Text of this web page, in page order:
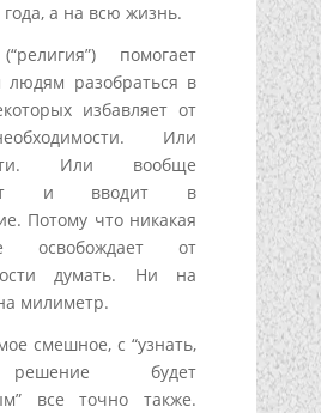
а на всю жизнь.
помогает
людям разобраться в
избавляет от
Или
Или вообще
и вводит в
Потому что никакая
освобождает от
думать. Ни на
милиметр.
смешное, с “узнать,
будет
все точно также.